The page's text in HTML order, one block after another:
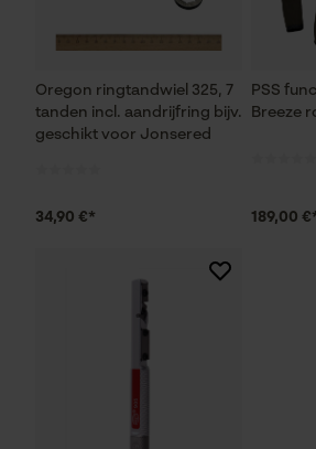
Oregon ringtandwiel 325, 7
tanden incl. aandrijfring bijv.
geschikt voor Jonsered
34,90 €*
PSS
Breeze
189,00
Opgeslagen
Persoonlijke
Geo-IP en
YouTube-video's